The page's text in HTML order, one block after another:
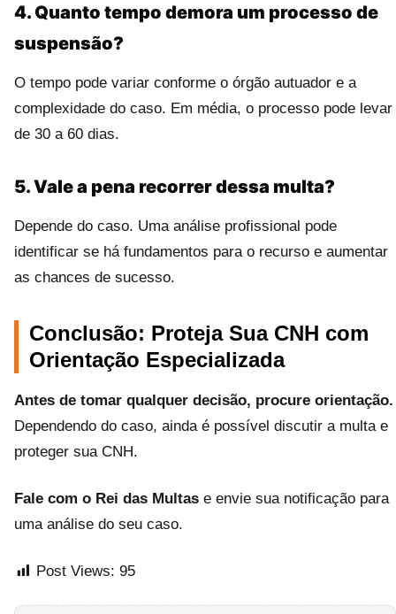
4. Quanto tempo demora um processo de
suspensão?
O tempo pode variar conforme o órgão autuador e a
complexidade do caso. Em média, o processo pode levar
de 30 a 60 dias.
5. Vale a pena recorrer dessa multa?
Depende do caso. Uma análise profissional pode
identificar se há fundamentos para o recurso e aumentar
as chances de sucesso.
Conclusão: Proteja Sua CNH com
Orientação Especializada
Antes de tomar qualquer decisão, procure orientação.
Dependendo do caso, ainda é possível discutir a multa e
proteger sua CNH.
Fale com o Rei das Multas e envie sua notificação para
uma análise do seu caso.
Post Views: 95